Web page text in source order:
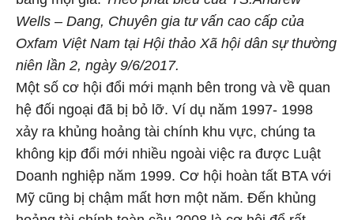
Wells – Dang, Chuyên gia tư vấn cao cấp của
Oxfam Việt Nam tại Hội thảo Xã hội dân sự thường
niên lần 2, ngày 9/6/2017.
Một số cơ hội đổi mới mạnh bên trong và về quan
hệ đối ngoại đã bị bỏ lỡ. Ví dụ năm 1997- 1998
xảy ra khủng hoảng tài chính khu vực, chúng ta
không kịp đổi mới nhiều ngoài việc ra được Luật
Doanh nghiệp năm 1999. Cơ hội hoàn tất BTA với
Mỹ cũng bị chậm mất hơn một năm. Đến khủng